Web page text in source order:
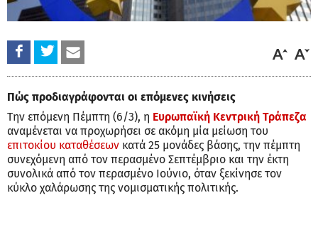
Πώς προδιαγράφονται οι επόμενες κινήσεις
Την επόμενη Πέμπτη (6/3), η Ευρωπαϊκή Κεντρική Τράπεζα
αναμένεται να προχωρήσει σε ακόμη μία μείωση του
επιτοκίου καταθέσεων κατά 25 μονάδες βάσης, την πέμπτη
συνεχόμενη από τον περασμένο Σεπτέμβριο και την έκτη
συνολικά από τον περασμένο Ιούνιο, όταν ξεκίνησε τον
κύκλο χαλάρωσης της νομισματικής πολιτικής.